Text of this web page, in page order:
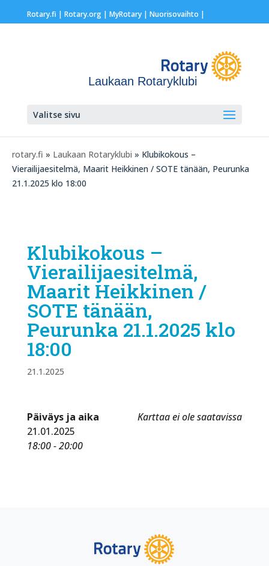
Rotary.fi | Rotary.org| MyRotary | Nuorisovaihto |
Laukaan Rotaryklubi
Valitse sivu
rotary.fi » Laukaan Rotaryklubi » Klubikokous –
Vierailijaesitelmä, Maarit Heikkinen / SOTE tänään, Peurunka
21.1.2025 klo 18:00
Klubikokous –
Vierailijaesitelmä,
Maarit Heikkinen /
SOTE tänään,
Peurunka 21.1.2025 klo
18:00
21.1.2025
Karttaa ei ole saatavissa
Päiväys ja aika
21.01.2025
18:00 - 20:00